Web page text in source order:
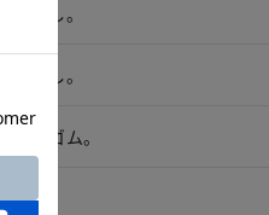
なし。
なし。
総ゴム。